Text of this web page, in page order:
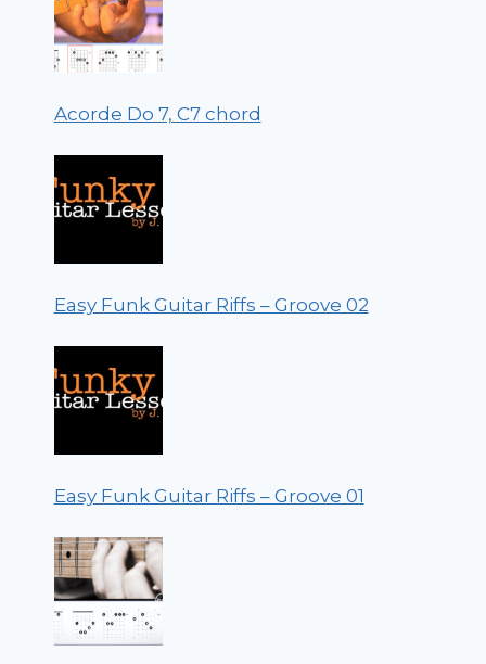
Acorde Do 7, C7 chord
Easy Funk Guitar Riffs – Groove 02
Easy Funk Guitar Riffs – Groove 01